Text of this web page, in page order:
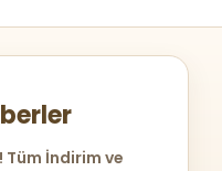
Tüm İndirim ve